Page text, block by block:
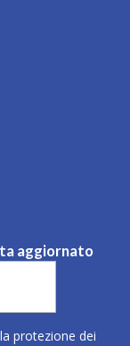
aggiornato
protezione dei